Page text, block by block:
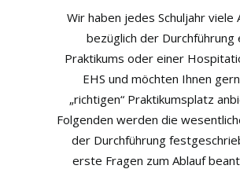
Wir haben jedes Schuljahr viele
bezüglich der Durchführung
Praktikums oder einer
EHS und möchten Ihnen
„richtigen“ Praktikumsplatz
Folgenden werden die
der Durchführung
erste Fragen zum Ablauf